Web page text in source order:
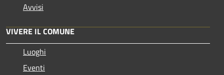
Avvisi
VIVERE IL COMUNE
Luoghi
Eventi